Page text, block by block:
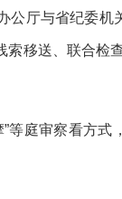
公厅与省纪委
移送、联合检
等庭审察看方